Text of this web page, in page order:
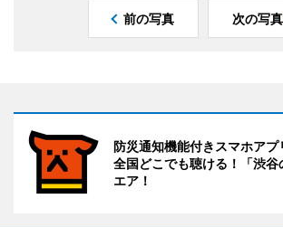
前の写真 次の写真
防災通知機能付きスマホア
全国どこでも聴ける！「渋谷
エア！